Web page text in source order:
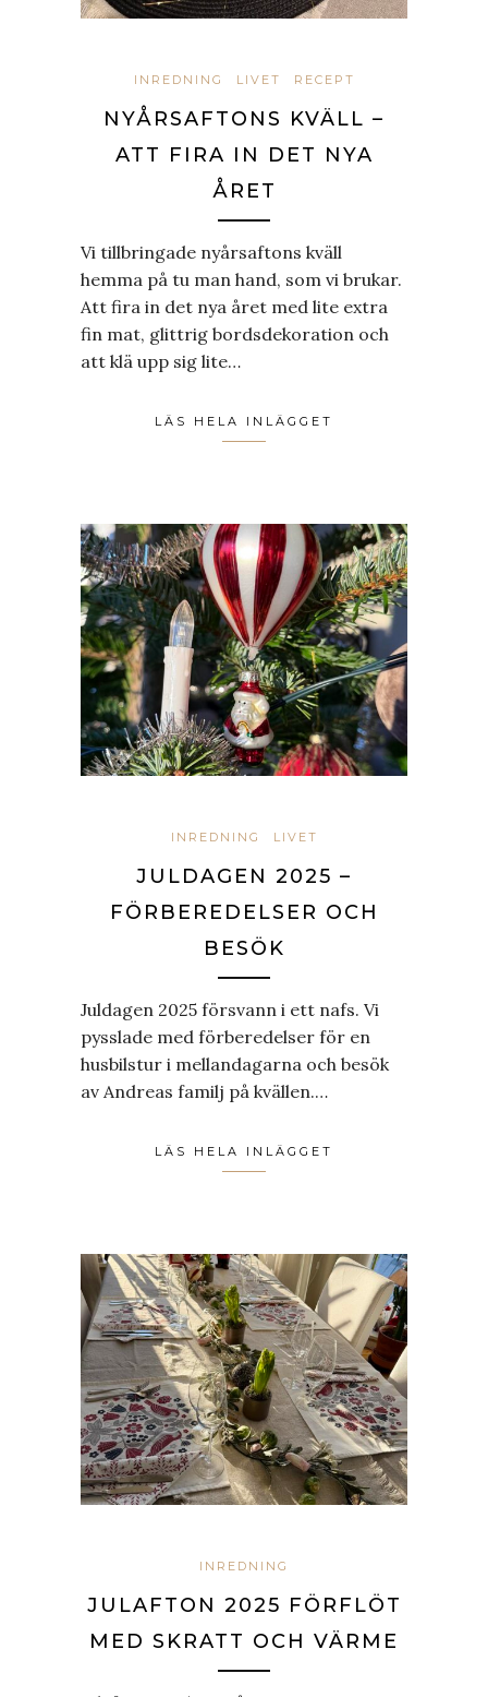
INREDNING LIVET RECEPT
NYÅRSAFTONS KVÄLL –
ATT FIRA IN DET NYA
ÅRET
Vi tillbringade nyårsaftons kväll
hemma på tu man hand, som vi brukar.
Att fira in det nya året med lite extra
fin mat, glittrig bordsdekoration och
att klä upp sig lite…
LÄS HELA INLÄGGET
INREDNING LIVET
JULDAGEN 2025 –
FÖRBEREDELSER OCH
BESÖK
Juldagen 2025 försvann i ett nafs. Vi
pysslade med förberedelser för en
husbilstur i mellandagarna och besök
av Andreas familj på kvällen.…
LÄS HELA INLÄGGET
INREDNING
JULAFTON 2025 FÖRFLÖT
MED SKRATT OCH VÄRME